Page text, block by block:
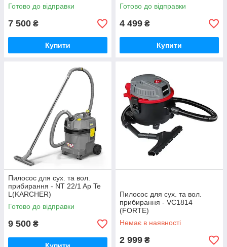
Готово до відправки
7 500 ₴
Купити
Готово до відправки
4 499 ₴
Купити
Пилосос для сух. та вол.
прибирання - NT 22/1 Ap Te
L(KARCHER)
Готово до відправки
9 500 ₴
Пилосос для сух. та вол.
прибирання - VC1814
(FORTE)
Немає в наявності
2 999 ₴